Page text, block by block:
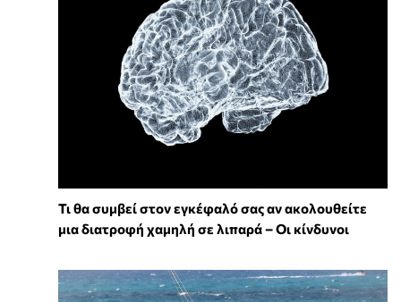
Τι θα συμβεί στον εγκέφαλό σας αν ακολουθείτε
μια διατροφή χαμηλή σε λιπαρά – Οι κίνδυνοι